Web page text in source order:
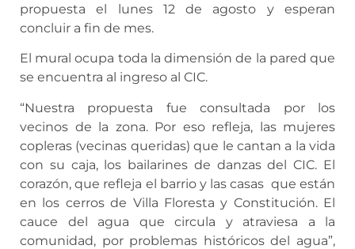
propuesta el lunes 12 de agosto y esperan
concluir a fin de mes.
El mural ocupa toda la dimensión de la pared que
se encuentra al ingreso al CIC.
“Nuestra propuesta fue consultada por los
vecinos de la zona. Por eso refleja, las mujeres
copleras (vecinas queridas) que le cantan a la vida
con su caja, los bailarines de danzas del CIC. El
corazón, que refleja el barrio y las casas que están
en los cerros de Villa Floresta y Constitución. El
cauce del agua que circula y atraviesa a la
comunidad, por problemas históricos del agua”,